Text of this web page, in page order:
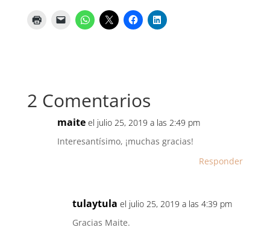
2 Comentarios
maite el julio 25, 2019 a las 2:49 pm
Interesantísimo, ¡muchas gracias!
Responder
tulaytula el julio 25, 2019 a las 4:39 pm
Gracias Maite.